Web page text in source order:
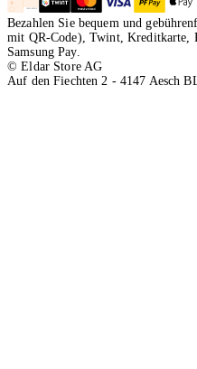
Bezahlen Sie bequem und
mit QR-Code), Twint, Kreditkarte,
Samsung Pay.
© Eldar Store AG
Auf den Fiechten 2 - 4147 Aesch